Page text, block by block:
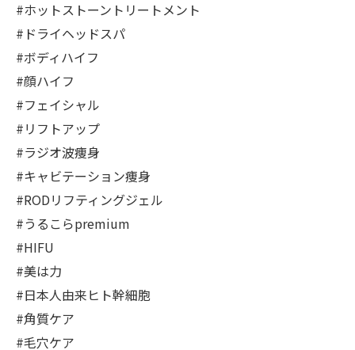
#ホットストーントリートメント
#ドライヘッドスパ
#ボディハイフ
#顔ハイフ
#フェイシャル
#リフトアップ
#ラジオ波痩身
#キャビテーション痩身
#RODリフティングジェル
#うるこらpremium
#HIFU
#美は力
#日本人由来ヒト幹細胞
#角質ケア
#毛穴ケア